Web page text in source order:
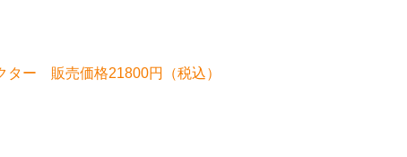
ター 販売価格21800円（税込）